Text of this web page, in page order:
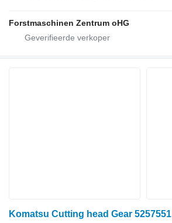
Forstmaschinen Zentrum oHG
Komatsu Cutting head Gear 5257551